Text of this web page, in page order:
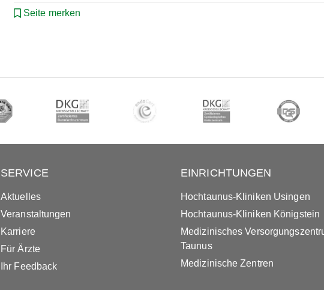
Seite merken
SERVICE
Aktuelles
Veranstaltungen
Karriere
Für Ärzte
Ihr Feedback
EINRICHTUNGEN
Hochtaunus-Kliniken Usingen
Hochtaunus-Kliniken Königstein
Medizinisches
Taunus
Medizinische Zentren